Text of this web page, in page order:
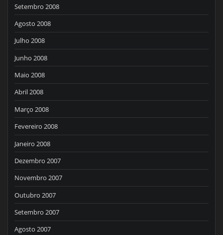
Setembro 2008
Agosto 2008
Julho 2008
Junho 2008
Maio 2008
Abril 2008
Março 2008
Fevereiro 2008
Janeiro 2008
Dezembro 2007
Novembro 2007
Outubro 2007
Setembro 2007
Agosto 2007